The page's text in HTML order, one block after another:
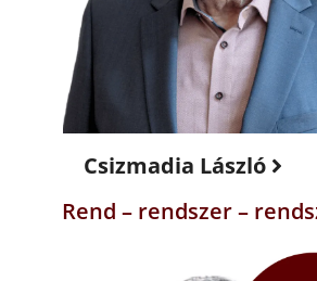
Csizmadia László
Rend – rendszer –